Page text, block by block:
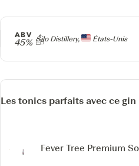
Producteur
Silo Distillery, États-Unis
ABV
45%
Les tonics parfaits avec ce gin
Fever Tree Premium